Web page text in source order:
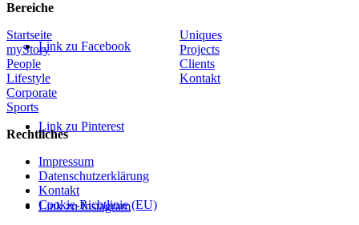
Link zu Facebook
Link zu Pinterest
Link zu Instagram
Bereiche
Startseite
myStory
People
Lifestyle
Corporate
Sports
Uniques
Projects
Clients
Kontakt
Rechtliches
Impressum
Datenschutzerklärung
Kontakt
Cookie-Richtlinie (EU)